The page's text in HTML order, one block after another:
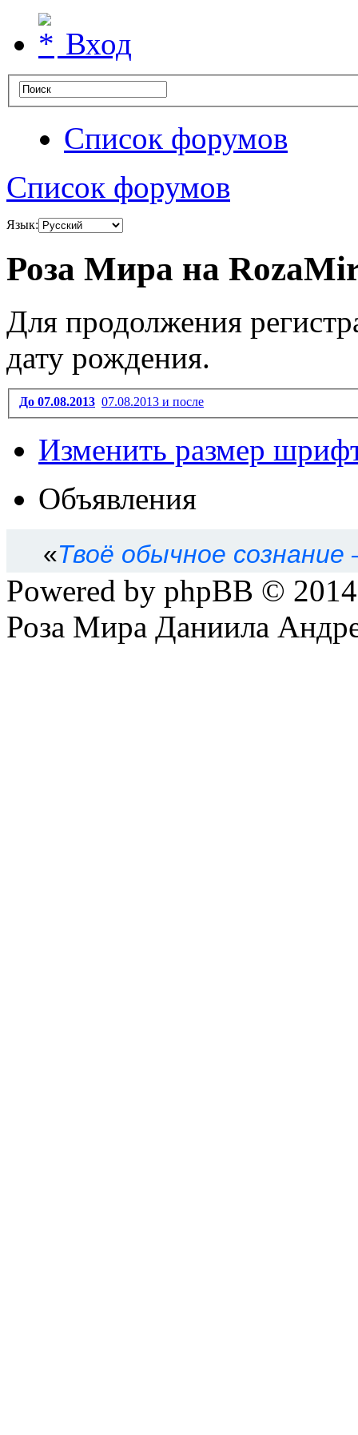
Вход
Список форумов
Список форумов
Язык:
Роза Мира на
Для продолжения
дату рождения.
До 07.08.2013 07.08.2013 и после
Изменить размер
Объявления
«Твоё обычное
Powered by phpBB ©
Роза Мира Даниила